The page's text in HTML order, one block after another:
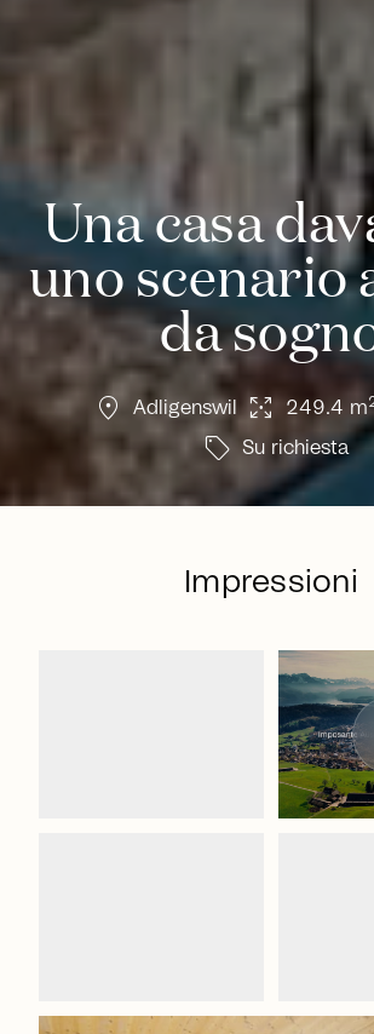
Una casa
uno scenario
da
location_on Adligenswil arrows_output 249.4 m
sell Su richiesta
Impressioni